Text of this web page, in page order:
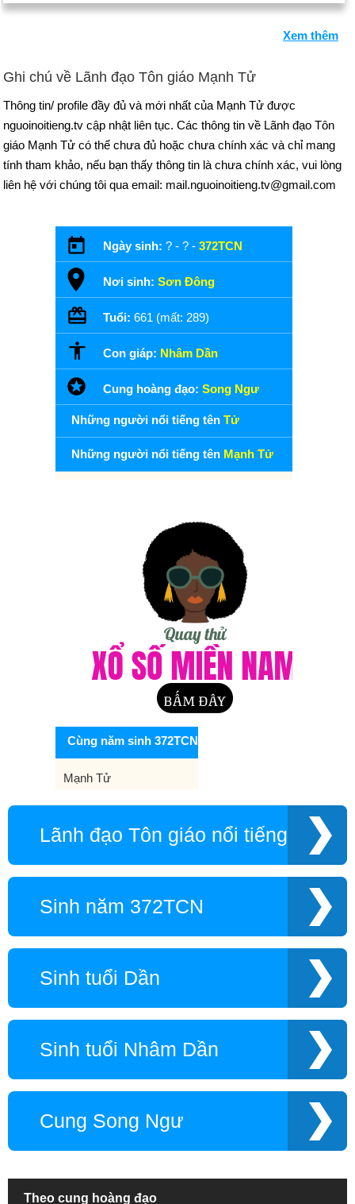
Xem thêm
Ghi chú về Lãnh đạo Tôn giáo Mạnh Tử
Thông tin/ profile đầy đủ và mới nhất của Mạnh Tử được
nguoinoitieng.tv cập nhật liên tục. Các thông tin về Lãnh đạo Tôn
giáo Mạnh Tử có thể chưa đủ hoặc chưa chính xác và chỉ mang
tính tham khảo, nếu bạn thấy thông tin là chưa chính xác, vui lòng
liên hệ với chúng tôi qua email: mail.nguoinoitieng.tv@gmail.com
Ngày sinh: ? - ? - 372TCN
Nơi sinh: Sơn Đông
Tuổi: 661 (mất: 289)
Con giáp: Nhâm Dần
Cung hoàng đạo: Song Ngư
Những người nổi tiếng tên Tử
Những người nổi tiếng tên Mạnh Tử
Cùng năm sinh 372TCN
Mạnh Tử
Lãnh đạo Tôn giáo nổi tiếng
Sinh năm 372TCN
Sinh tuổi Dần
Sinh tuổi Nhâm Dần
Cung Song Ngư
Theo cung hoàng đạo